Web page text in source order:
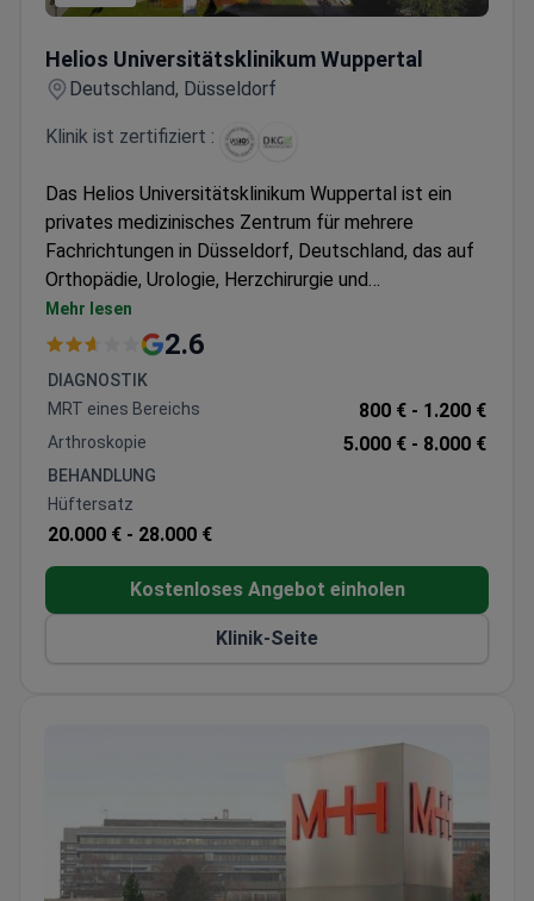
Helios Universitätsklinikum Wuppertal
Deutschland, Düsseldorf
Klinik ist zertifiziert :
Das Helios Universitätsklinikum Wuppertal ist ein
privates medizinisches Zentrum für mehrere
Fachrichtungen in Düsseldorf, Deutschland, das auf
Orthopädie, Urologie, Herzchirurgie und
Allgemeinchirurgie spezialisiert ist. Das Krankenhaus
behandelt sowohl Erwachsene als auch Kinder und
wird am häufigsten von Patienten aus den GUS-
Staaten, dem Balkan und den Staaten der
Arabischen Liga besucht.
Mehr lesen
2.6
DIAGNOSTIK
MRT eines Bereichs
800 € - 1.200 €
Arthroskopie 5.000 € - 8.000 €
BEHANDLUNG
Hüftersatz
20.000 € - 28.000 €
Kostenloses Angebot einholen
Klinik-Seite